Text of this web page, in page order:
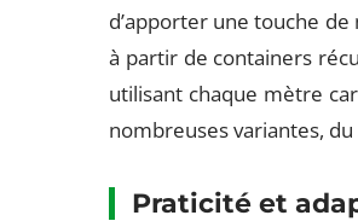
d’apporter une touche
à partir de containers
utilisant chaque mètre
nombreuses variantes,
Praticité et